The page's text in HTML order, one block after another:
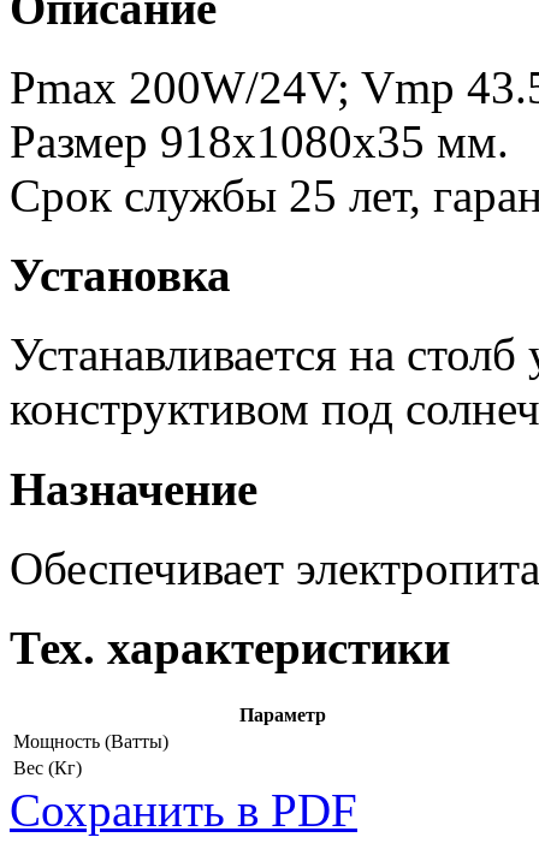
Pmax 200W/24V; Vmp
Размер 918х1080х35 мм.
Срок службы 25 лет,
Установка
Устанавливается на
конструктивом под
Назначение
Обеспечивает
Тех. характеристики
Параметр
Мощность (Ватты)
Вес (Кг)
Сохранить в PDF